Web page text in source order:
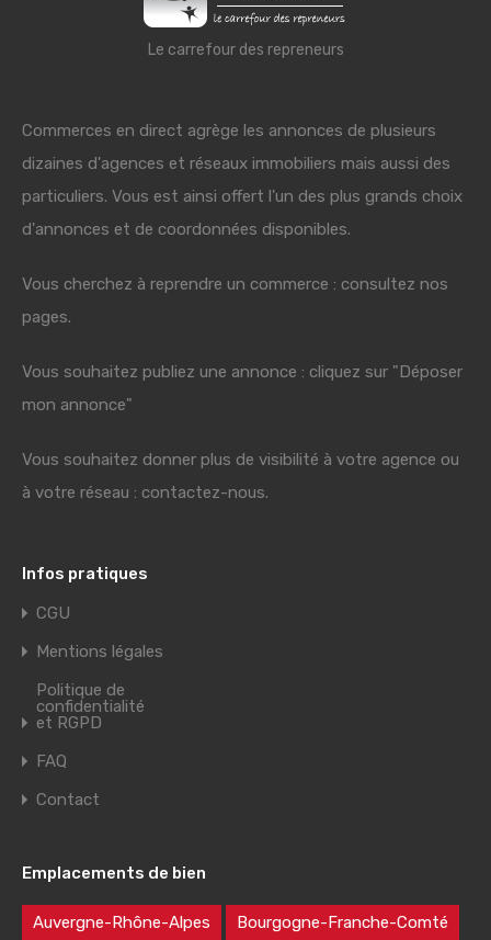
Le carrefour des repreneurs
Commerces en direct agrège les annonces de plusieurs
dizaines d'agences et réseaux immobiliers mais aussi des
particuliers. Vous est ainsi offert l'un des plus grands choix
d'annonces et de coordonnées disponibles.
Vous cherchez à reprendre un commerce : consultez nos
pages.
Vous souhaitez publiez une annonce : cliquez sur "Déposer
mon annonce"
Vous souhaitez donner plus de visibilité à votre agence ou
à votre réseau : contactez-nous.
Infos pratiques
CGU
Mentions légales
Politique de
confidentialité
et RGPD
FAQ
Contact
Emplacements de bien
Auvergne-Rhône-Alpes Bourgogne-Franche-Comté